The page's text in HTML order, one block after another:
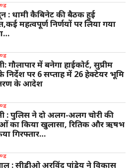
: धामी कैबिनेट की बैठक हुई
महत्वपूर्ण निर्णयों पर लिया गया
गौलापार में बनेगा हाईकोर्ट, सुप्रीम
निर्देश पर 6 सप्ताह में 26 हेक्टेयर भूमि
के आदेश
: पुलिस ने दो अलग-अलग चोरी की
का किया खुलासा, रितिक और ऋषभ
गिरफ्तार…
: सीडीओ अरविंद पांडेय ने विकास